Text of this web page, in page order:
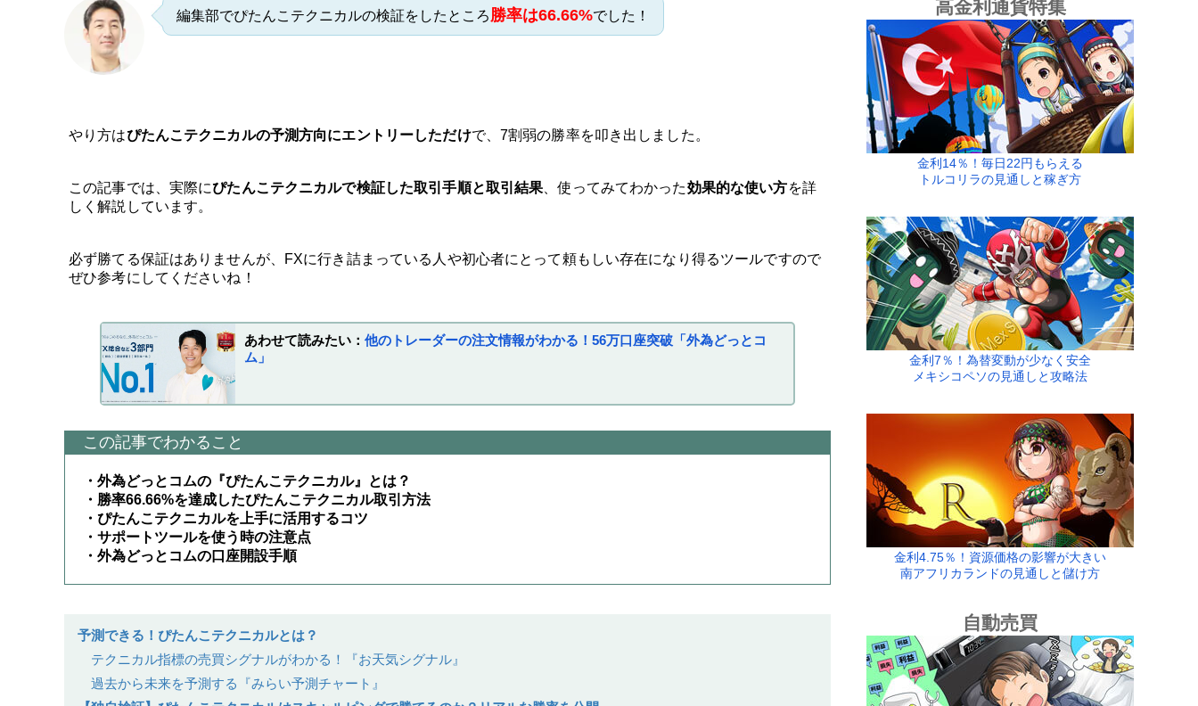
編集部でぴたんこテクニカルの検証をしたところ勝率は66.66%でした！
やり方はぴたんこテクニカルの予測方向にエントリーしただけで、7割弱の勝率を叩き出しました。
この記事では、実際にぴたんこテクニカルで検証した取引手順と取引結果 、使ってみてわかった効果的な使い方を詳
しく解説しています。
必ず勝てる保証はありませんが、FXに行き詰まっている人や初心者にとって頼もしい存在になり得るツールですので
ぜひ参考にしてくださいね！
あわせて読みたい： 他のトレーダーの注文情報がわかる！56万口座突破「外為どっとコ
ム」
この記事でわかること
・外為どっとコムの『ぴたんこテクニカル』とは？
・勝率66.66%を達成したぴたんこテクニカル取引方法
・ぴたんこテクニカルを上手に活用するコツ
・サポートツールを使う時の注意点
・外為どっとコムの口座開設手順
予測できる！ぴたんこテクニカルとは？
テクニカル指標の売買シグナルがわかる！『お天気シグナル』
過去から未来を予測する『みらい予測チャート』
高金利通貨特集
金利14％！毎日22円もらえる
トルコリラの見通しと稼ぎ方
金利7％！為替変動が少なく安全
メキシコペソの見通しと攻略法
金利4.75％！資源価格の影響が大きい
南アフリカランドの見通しと儲け方
自動売買